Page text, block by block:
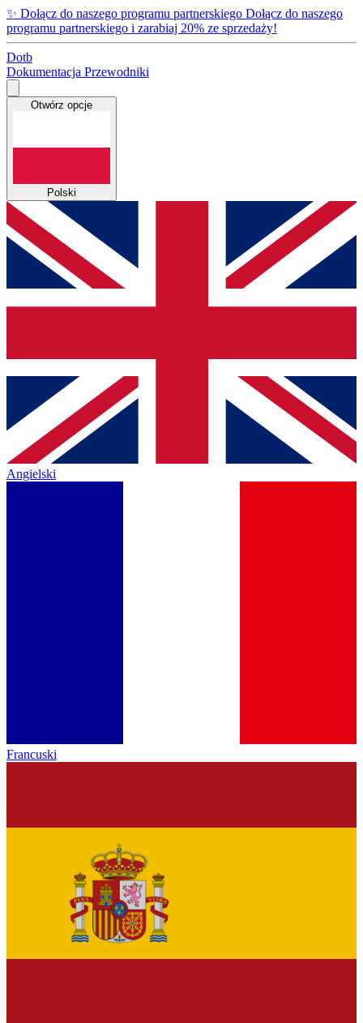
✨ Dołącz do naszego programu partnerskiego Dołącz do naszego
programu partnerskiego i zarabiaj 20% ze sprzedaży!
Dotb
Dokumentacja Przewodniki
Otwórz opcje
Polski
Angielski
Francuski